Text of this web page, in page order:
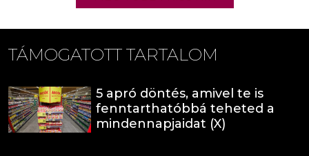
TÁMOGATOTT TARTALOM
5 apró döntés, amivel te is
fenntarthatóbbá teheted a
mindennapjaidat (X)